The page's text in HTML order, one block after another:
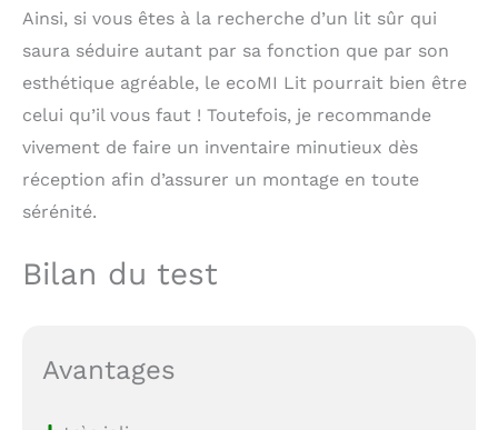
Ainsi, si vous êtes à la recherche d’un lit sûr qui
saura séduire autant par sa fonction que par son
esthétique agréable, le ecoMI Lit pourrait bien être
celui qu’il vous faut ! Toutefois, je recommande
vivement de faire un inventaire minutieux dès
réception afin d’assurer un montage en toute
sérénité.
Bilan du test
Avantages